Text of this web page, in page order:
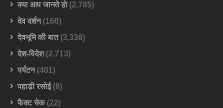
क्या आप जानते हो(2,785)
देव दर्शन(160)
देवभूमि की बात(3,336)
देश-विदेश(2,713)
पर्यटन(481)
पहाड़ी रसोई(8)
फैक्ट चेक(22)